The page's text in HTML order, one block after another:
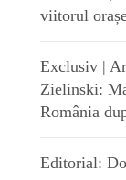
viitorul
Exclusiv |
Zielinski:
România
Editorial: